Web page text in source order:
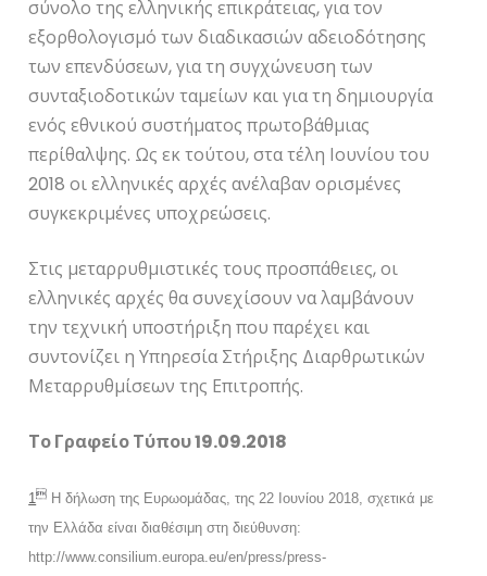
σύνολο της ελληνικής επικράτειας, για τον
εξορθολογισμό των διαδικασιών αδειοδότησης
των επενδύσεων, για τη συγχώνευση των
συνταξιοδοτικών ταμείων και για τη δημιουργία
ενός εθνικού συστήματος πρωτοβάθμιας
περίθαλψης. Ως εκ τούτου, στα τέλη Ιουνίου του
2018 οι ελληνικές αρχές ανέλαβαν ορισμένες
συγκεκριμένες υποχρεώσεις.
Στις μεταρρυθμιστικές τους προσπάθειες, οι
ελληνικές αρχές θα συνεχίσουν να λαμβάνουν
την τεχνική υποστήριξη που παρέχει και
συντονίζει η Υπηρεσία Στήριξης Διαρθρωτικών
Μεταρρυθμίσεων της Επιτροπής.
Το Γραφείο Τύπου 19.09.2018
1 Η δήλωση της Ευρωομάδας, της 22 Ιουνίου 2018, σχετικά με
την Ελλάδα είναι διαθέσιμη στη διεύθυνση:
http://www.consilium.europa.eu/en/press/press-